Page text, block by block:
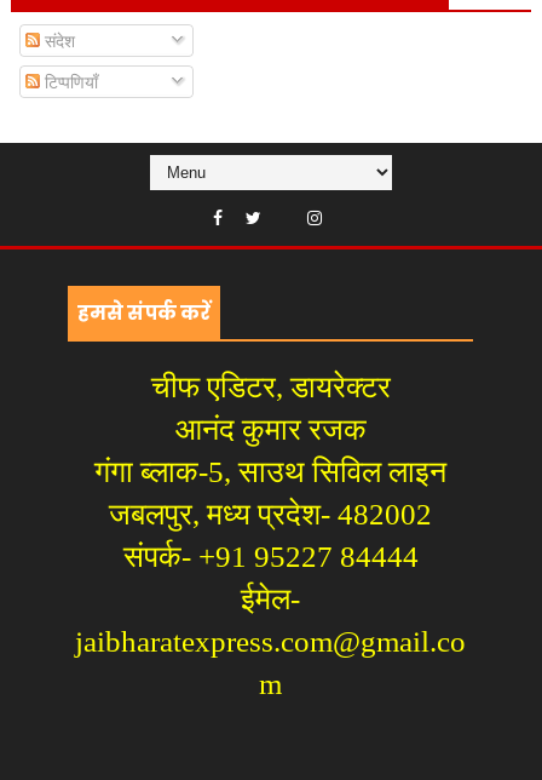
संदेश
टिप्पणियाँ
हमसे संपर्क करें
चीफ एडिटर, डायरेक्टर
आनंद कुमार रजक
गंगा ब्लाक-5, साउथ सिविल लाइन
जबलपुर, मध्य प्रदेश- 482002
संपर्क- +91 95227 84444
ईमेल-
jaibharatexpress.com@gmail.co
m